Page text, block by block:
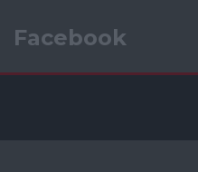
Facebook